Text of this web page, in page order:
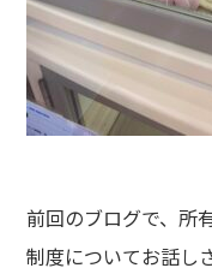
前回のブログで、所
制度についてお話し